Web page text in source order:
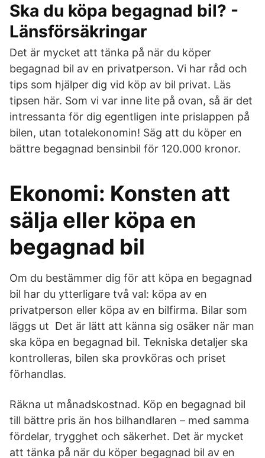
Ska du köpa begagnad bil? -
Länsförsäkringar
Det är mycket att tänka på när du köper
begagnad bil av en privatperson. Vi har råd och
tips som hjälper dig vid köp av bil privat. Läs
tipsen här. Som vi var inne lite på ovan, så är det
intressanta för dig egentligen inte prislappen på
bilen, utan totalekonomin! Säg att du köper en
bättre begagnad bensinbil för 120.000 kronor.
Ekonomi: Konsten att
sälja eller köpa en
begagnad bil
Om du bestämmer dig för att köpa en begagnad
bil har du ytterligare två val: köpa av en
privatperson eller köpa av en bilfirma. Bilar som
läggs ut Det är lätt att känna sig osäker när man
ska köpa en begagnad bil. Tekniska detaljer ska
kontrolleras, bilen ska provköras och priset
förhandlas.
Räkna ut månadskostnad. Köp en begagnad bil
till bättre pris än hos bilhandlaren – med samma
fördelar, trygghet och säkerhet. Det är mycket
att tänka på när du köper begagnad bil av en